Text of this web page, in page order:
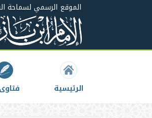
الموقع الرسمي لسماحة
الرئيسية فتاوى